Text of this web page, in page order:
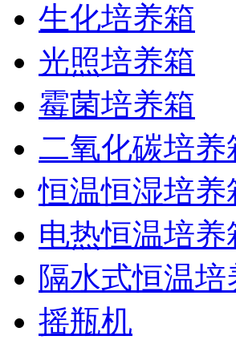
生化培养箱
光照培养箱
霉菌培养箱
二氧化碳培养
恒温恒湿培养
电热恒温培养
隔水式恒温培
摇瓶机